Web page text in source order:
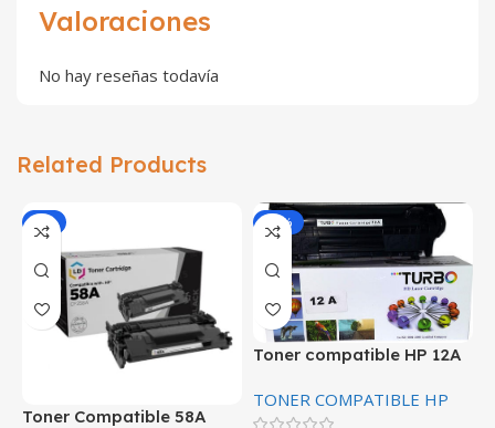
Valoraciones
No hay reseñas todavía
Related Products
-7%
Toner Compatible 58A
-24%
Toner compatible HP 12A
TONER COMPATIBLE HP